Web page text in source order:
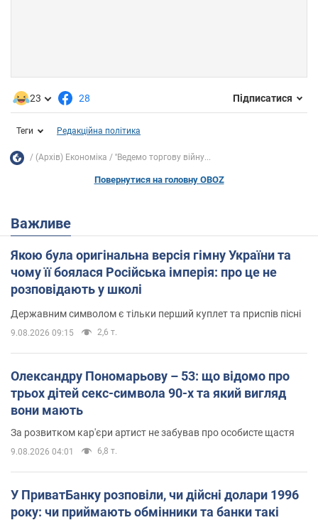
23 28 Підписатися
Теги Редакційна політика
(Архів) Економіка ''Ведемо торгову війну...
Повернутися на головну OBOZ
Важливе
Якою була оригінальна версія гімну України та
чому її боялася Російська імперія: про це не
розповідають у школі
Державним символом є тільки перший куплет та приспів пісні
9.08.2026 09:15 2,6 т.
Олександру Пономарьову – 53: що відомо про
трьох дітей секс-символа 90-х та який вигляд
вони мають
За розвитком кар'єри артист не забував про особисте щастя
9.08.2026 04:01 6,8 т.
У ПриватБанку розповіли, чи дійсні долари 1996
року: чи приймають обмінники та банки такі